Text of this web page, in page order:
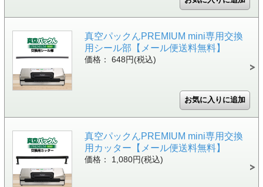
真空パックんPREMIUM mini専用交換
用シール部【メール便送料無料】
価格： 648円(税込)
真空パックんPREMIUM mini専用交換
用カッター【メール便送料無料】
価格： 1,080円(税込)